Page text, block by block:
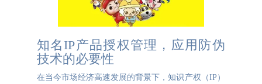
知名IP产品授权管理，应用防伪
技术的必要性
在当今市场经济高速发展的背景下，知识产权（IP）